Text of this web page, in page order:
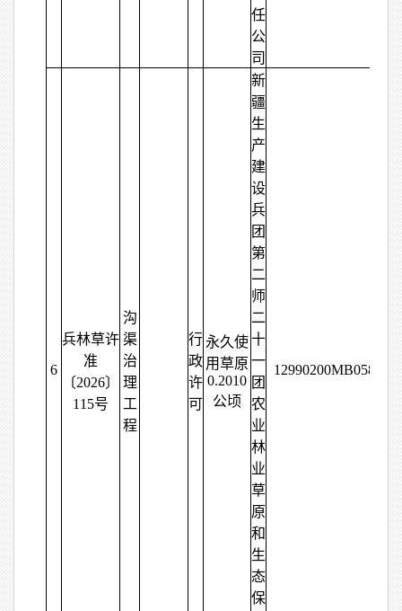
任
公
司
6
兵林草许
准
〔2026〕
115号
沟
渠
治
理
工
程
行
政
许
可
永久使
用草原
0.2010
公顷
新
疆
生
产
建
设
兵
团
第
二
师
二
十
一
团
农
业
林
业
草
原
和
生
态
保